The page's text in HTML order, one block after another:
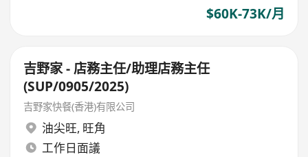
$60K-73K/月
吉野家 - 店務主任/助理店務主任
(SUP/0905/2025)
吉野家快餐(香港)有限公司
油尖旺, 旺角
工作日面議